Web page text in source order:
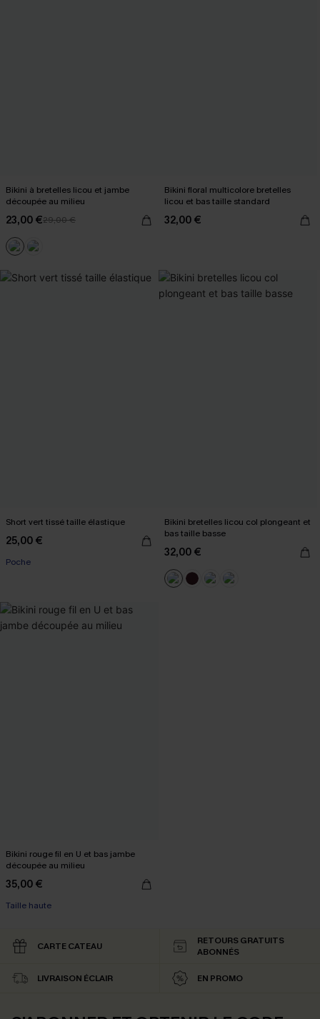
Bikini à bretelles licou et jambe
découpée au milieu
23,00 €29,00 €
Bikini floral multicolore bretelles
licou et bas taille standard
32,00 €
Short vert tissé taille élastique
25,00 €
Poche
Bikini bretelles licou col plongeant et
bas taille basse
32,00 €
Bikini rouge fil en U et bas jambe
découpée au milieu
35,00 €
Taille haute
CARTE CATEAU
RETOURS GRATUITS
ABONNÉS
LIVRAISON ÉCLAIR EN PROMO